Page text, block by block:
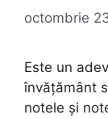
octombrie
Este un
învățământ
notele și